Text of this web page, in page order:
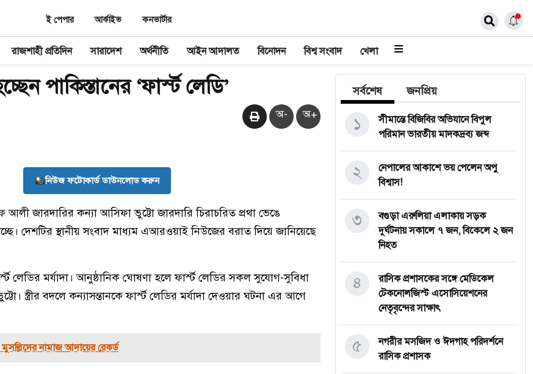
ই পেপার আর্কাইভ কনভার্টার
রাজশাহী প্রতিদিন সারাদেশ অর্থনীতি আইন আদালত বিনোদন বিশ্ব সংবাদ খেলা
পাকিস্তানের ‘ফার্স্ট লেডি’
অ- অ+
নিউজ ফটোকার্ড ডাউনলোড করুন
আলী জারদারির কন্যা আসিফা ভুট্টো জারদারি চিরাচরিত প্রথা ভেঙে
দেশটির স্থানীয় সংবাদ মাধ্যম এআরওয়াই নিউজের বরাত দিয়ে জানিয়েছে
লেডির মর্যাদা। আনুষ্ঠানিক ঘোষণা হলে ফার্স্ট লেডির সকল সুযোগ-সুবিধা
স্ত্রীর বদলে কন্যাসন্তানকে ফার্স্ট লেডির মর্যাদা দেওয়ার ঘটনা এর আগে
নামাজ আদায়ের রেকর্ড
সর্বশেষ জনপ্রিয়
সীমান্তে বিজিবির অভিযানে বিপুল
পরিমান ভারতীয় মাদকদ্রব্য জব্দ
১
নেপালের আকাশে ভয় পেলেন অপু
বিশ্বাস!
২
বগুড়া এরুলিয়া এলাকায় সড়ক
দুর্ঘট্নায় সকালে ৭ জন, বিকেলে ২ জন
নিহত
৩
রাসিক প্রশাসকের সঙ্গে মেডিকেল
টেকনোলজিস্ট এসোসিয়েশনের
নেতৃবৃন্দের সাক্ষাৎ
৪
নগরীর মসজিদ ও ঈদগাহ পরিদর্শনে
রাসিক প্রশাসক
৫